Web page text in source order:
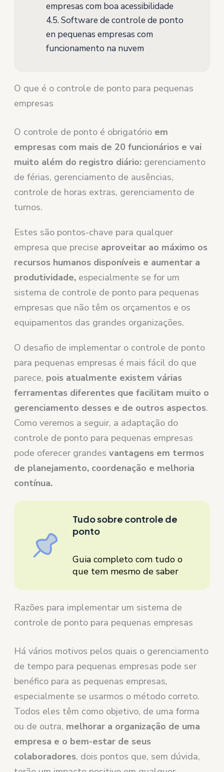
empresas com boa acessibilidade
4.5.Software de controle de ponto
en pequenas empresas com
funcionamento na nuvem
O que é o controle de ponto para pequenas
empresas
O controle de ponto é obrigatório em
empresas com mais de 20 funcionários e vai
muito além do registro diário: gerenciamento
de férias, gerenciamento de ausências,
controle de horas extras, gerenciamento de
turnos.
Estes são pontos-chave para qualquer
empresa que precise aproveitar ao máximo os
recursos humanos disponíveis e aumentar a
produtividade, especialmente se for um
sistema de controle de ponto para pequenas
empresas que não têm os orçamentos e os
equipamentos das grandes organizações.
O desafio de implementar o controle de ponto
para pequenas empresas é mais fácil do que
parece, pois atualmente existem várias
ferramentas diferentes que facilitam muito o
gerenciamento desses e de outros aspectos.
Como veremos a seguir, a adaptação do
controle de ponto para pequenas empresas
pode oferecer grandesvantagens em termos
de planejamento, coordenação e melhoria
contínua.
Tudo sobre controle de
ponto
Guia completo com tudo o
que tem mesmo de saber
Razões para implementar um sistema de
controle de ponto para pequenas empresas
Há vários motivos pelos quais o gerenciamento
de tempo para pequenas empresas pode ser
benéfico para as pequenas empresas,
especialmente se usarmos o método correto.
Todos eles têm como objetivo, de uma forma
ou de outra, melhorar a organização de uma
empresa e o bem-estar de seus
colaboradores, dois pontos que, sem dúvida,